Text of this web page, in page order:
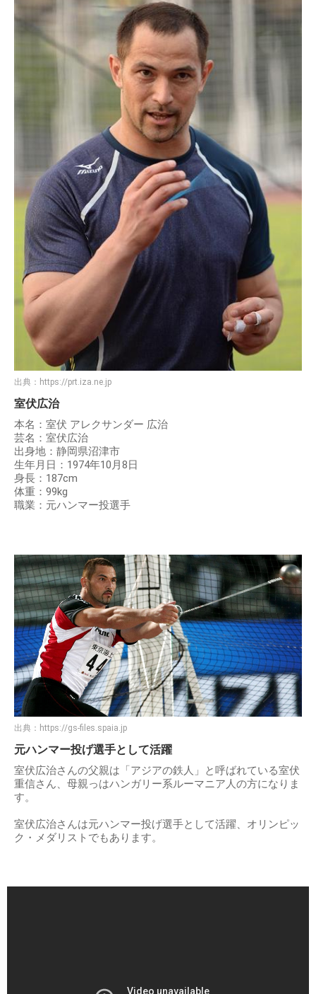
出典： https://prt.iza.ne.jp
室伏広治
本名：室伏 アレクサンダー 広治
芸名：室伏広治
出身地：静岡県沼津市
生年月日：1974年10月8日
身長：187cm
体重：99kg
職業：元ハンマー投選手
出典： https://gs-files.spaia.jp
元ハンマー投げ選手として活躍
室伏広治さんの父親は「アジアの鉄人」と呼ばれている室伏
重信さん、母親っはハンガリー系ルーマニア人の方になりま
す。
室伏広治さんは元ハンマー投げ選手として活躍、オリンピッ
ク・メダリストでもあります。